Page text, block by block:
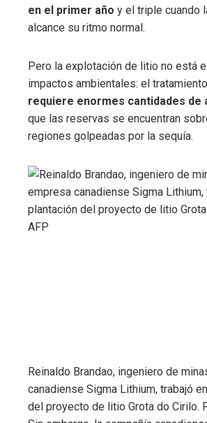
en el primer año y el triple cuando
alcance su ritmo normal.
Pero la explotación de litio no está
impactos ambientales: el
requiere enormes cantidades de
que las reservas se encuentran
regiones golpeadas por la sequía.
Reinaldo Brandao, ingeniero de
canadiense Sigma Lithium, trabajó
del proyecto de litio Grota do Cirilo.